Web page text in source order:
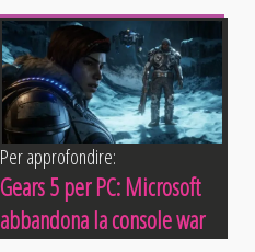
Per approfondire:
Gears 5 per PC: Microsoft
abbandona la console war